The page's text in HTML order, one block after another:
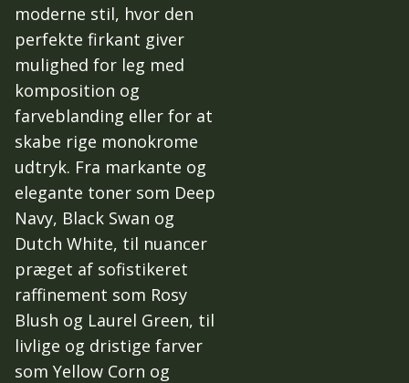
moderne stil, hvor den
perfekte firkant giver
mulighed for leg med
komposition og
farveblanding eller for at
skabe rige monokrome
udtryk. Fra markante og
elegante toner som Deep
Navy, Black Swan og
Dutch White, til nuancer
præget af sofistikeret
raffinement som Rosy
Blush og Laurel Green, til
livlige og dristige farver
som Yellow Corn og